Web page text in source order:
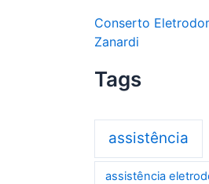
Conserto
Zanardi
Tags
assistência
assistência